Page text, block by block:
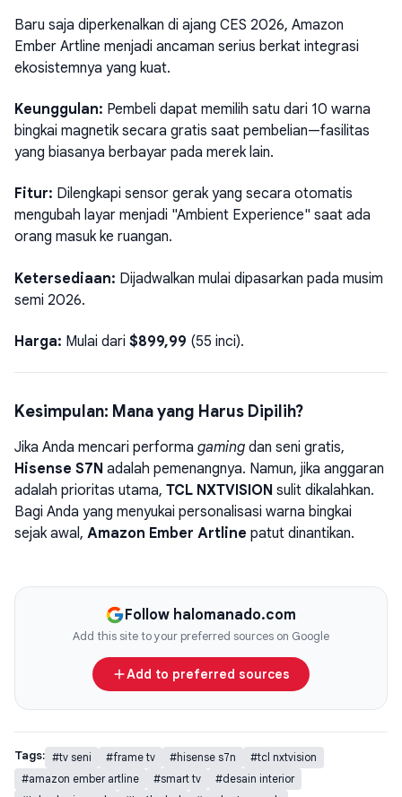
Baru saja diperkenalkan di ajang CES 2026, Amazon
Ember Artline menjadi ancaman serius berkat integrasi
ekosistemnya yang kuat.
Keunggulan: Pembeli dapat memilih satu dari 10 warna
bingkai magnetik secara gratis saat pembelian—fasilitas
yang biasanya berbayar pada merek lain.
Fitur: Dilengkapi sensor gerak yang secara otomatis
mengubah layar menjadi "Ambient Experience" saat ada
orang masuk ke ruangan.
Ketersediaan: Dijadwalkan mulai dipasarkan pada musim
semi 2026.
Harga: Mulai dari $899,99 (55 inci).
Kesimpulan: Mana yang Harus Dipilih?
Jika Anda mencari performa gaming dan seni gratis,
Hisense S7N adalah pemenangnya. Namun, jika anggaran
adalah prioritas utama, TCL NXTVISION sulit dikalahkan.
Bagi Anda yang menyukai personalisasi warna bingkai
sejak awal, Amazon Ember Artline patut dinantikan.
Follow halomanado.com
Add this site to your preferred sources on Google
Add to preferred sources
Tags: #tv seni #frame tv #hisense s7n
#tcl nxtvision
#amazon ember artline
#smart tv
#desain interior